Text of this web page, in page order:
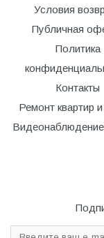
Условия
Публичная
Политика
Контакты
Ремонт квартир